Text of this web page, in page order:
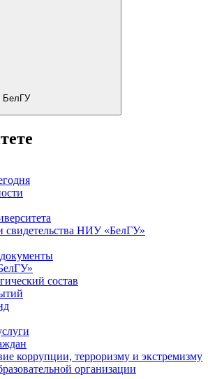
свидетельства НИУ «БелГУ»
состав
коррупции, терроризму и экстремизму
организации